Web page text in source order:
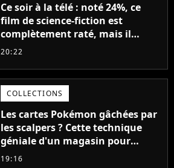
Ce soir à la télé : noté 24%, ce
film de science-fiction est
complètement raté, mais il
aurait pu être encore pire à
20:22
COLLECTIONS
Les cartes Pokémon gâchées par
les scalpers ? Cette technique
géniale d'un magasin pour
ruiner les revendeurs
19:16